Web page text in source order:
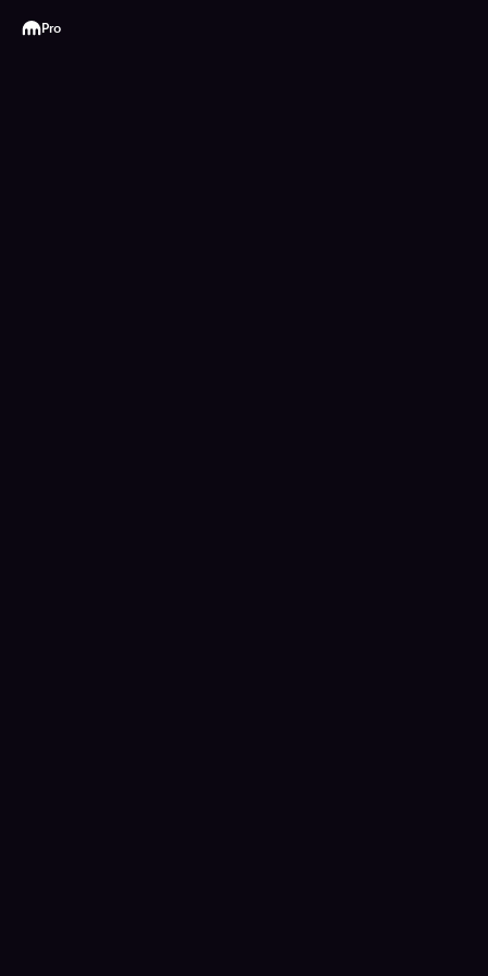
Kraken
Pro